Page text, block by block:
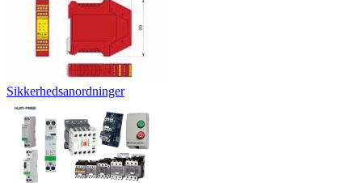
Sikkerhedsanordninger